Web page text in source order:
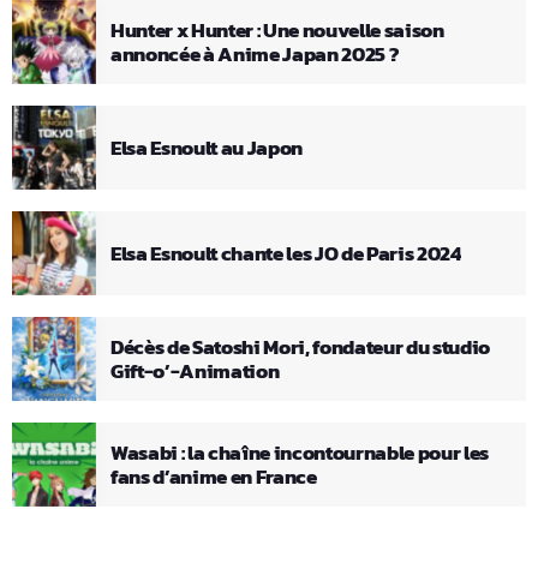
Hunter x Hunter : Une nouvelle saison
annoncée à Anime Japan 2025 ?
Elsa Esnoult au Japon
Elsa Esnoult chante les JO de Paris 2024
Décès de Satoshi Mori, fondateur du studio
Gift-o’-Animation
Wasabi : la chaîne incontournable pour les
fans d’anime en France